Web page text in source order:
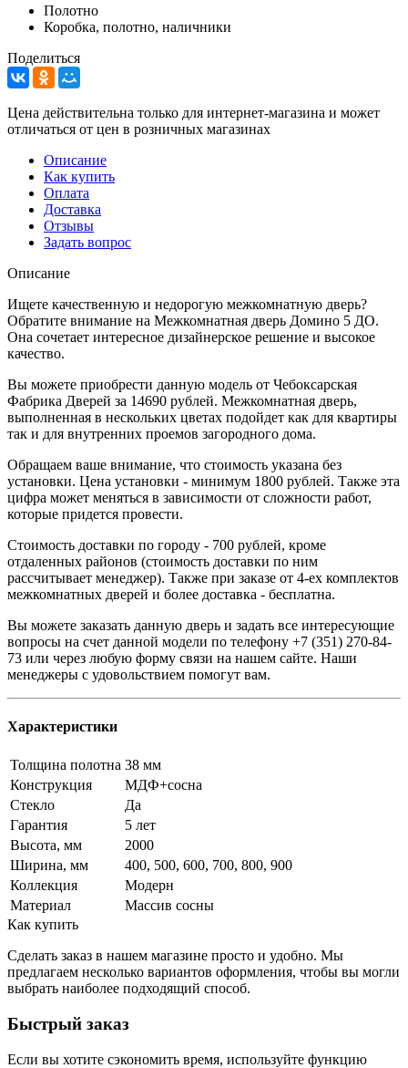
Полотно
Коробка, полотно, наличники
Поделиться
Цена действительна только для интернет-магазина и может
отличаться от цен в розничных магазинах
Описание
Как купить
Оплата
Доставка
Отзывы
Задать вопрос
Описание
Ищете качественную и недорогую межкомнатную дверь?
Обратите внимание на Межкомнатная дверь Домино 5 ДО.
Она сочетает интересное дизайнерское решение и высокое
качество.
Вы можете приобрести данную модель от Чебоксарская
Фабрика Дверей за 14690 рублей. Межкомнатная дверь,
выполненная в нескольких цветах подойдет как для квартиры
так и для внутренних проемов загородного дома.
Обращаем ваше внимание, что стоимость указана без
установки. Цена установки - минимум 1800 рублей. Также эта
цифра может меняться в зависимости от сложности работ,
которые придется провести.
Стоимость доставки по городу - 700 рублей, кроме
отдаленных районов (стоимость доставки по ним
рассчитывает менеджер). Также при заказе от 4-ех комплектов
межкомнатных дверей и более доставка - бесплатна.
Вы можете заказать данную дверь и задать все интересующие
вопросы на счет данной модели по телефону +7 (351) 270-84-
73 или через любую форму связи на нашем сайте. Наши
менеджеры с удовольствием помогут вам.
Характеристики
Толщина полотна 38 мм
Конструкция
МДФ+сосна
Стекло
Да
Гарантия
5 лет
Высота, мм
2000
Ширина, мм
400, 500, 600, 700, 800, 900
Коллекция
Модерн
Материал
Массив сосны
Как купить
Сделать заказ в нашем магазине просто и удобно. Мы
предлагаем несколько вариантов оформления, чтобы вы могли
выбрать наиболее подходящий способ.
Быстрый заказ
Если вы хотите сэкономить время, используйте функцию